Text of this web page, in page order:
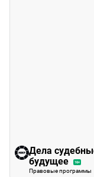
Дела
будущее
16+
Правовые программы